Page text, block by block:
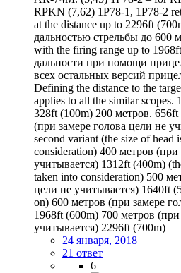
RPKN (7,62) 1P78-1, 1P78-2
at the distance up to 2296ft
дальностью стрельбы до 600
with the firing range up to
дальности при помощи
всех остальных версий
Defining the distance to the
applies to all the similar scopes.
328ft (100m) 200 метров.
(при замере голова цели не
second variant (the size of head
consideration) 400 метров (при
учитывается) 1312ft (400m)
taken into consideration) 500
цели не учитывается) 1640ft
on) 600 метров (при замере
1968ft (600m) 700 метров
учитывается) 2296ft (700m)
24 января, 2018
21 ответ
6